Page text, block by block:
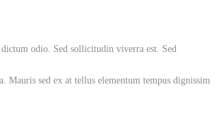
odio. Sed sollicitudin viverra est. Sed
Mauris sed ex at tellus elementum tempus dignissim